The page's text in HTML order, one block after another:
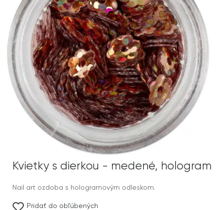
Kvietky s dierkou - medené, hologram
Nail art ozdoba s hologramovým odleskom.
Pridať do obľúbených